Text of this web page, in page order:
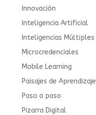
Innovación
Inteligencia Artificial
Inteligencias Múltiples
Microcredenciales
Mobile Learning
Paisajes de Aprendizaje
Paso a paso
Pizarra Digital